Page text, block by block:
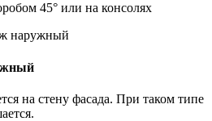
45° или на консолях
на стену фасада. При таком типе